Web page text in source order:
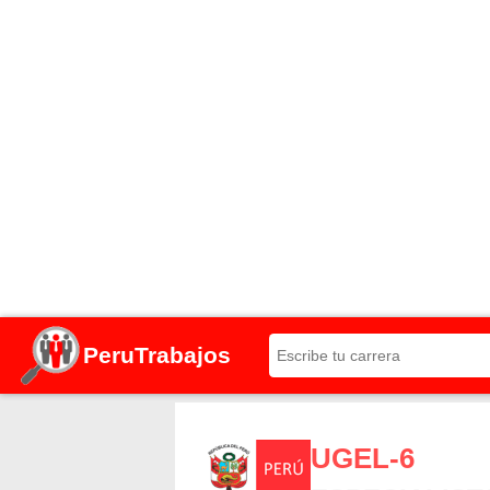
PeruTrabajos
UGEL-6